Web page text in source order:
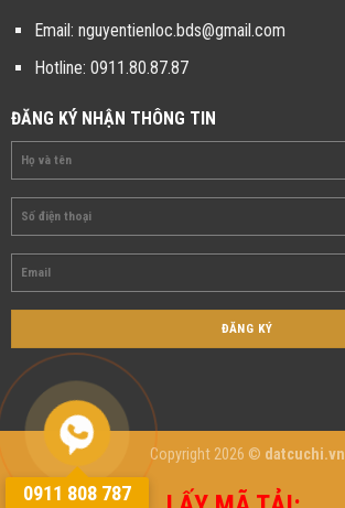
0911 808 787
Email: nguyentienloc.bds@gmail.com
Hotline: 0911.80.87.87
ĐĂNG KÝ NHẬN THÔNG TIN
Copyright 2026 © datcuchi.vn